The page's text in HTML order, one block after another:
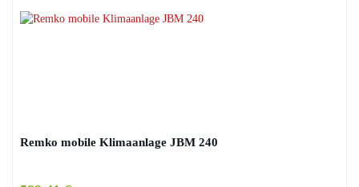
Remko mobile Klimaanlage JBM 240